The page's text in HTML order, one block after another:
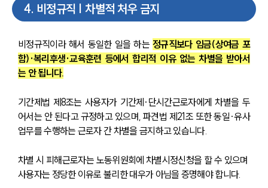
4. 비정규직 | 차별적 처우 금지
비정규직이라 해서 동일한 일을 하는 정규직보다 임금(상여금 포
함)·복리후생·교육훈련 등에서 합리적 이유 없는 차별을 받아서
는 안 됩니다.
기간제법 제8조는 사용자가 기간제·단시간근로자에게 차별을 두
어서는 안 된다고 규정하고 있으며, 파견법 제21조 또한 동일·유사
업무를 수행하는 근로자 간 차별을 금지하고 있습니다.
차별 시 피해근로자는 노동위원회에 차별시정신청을 할 수 있으며
사용자는 정당한 이유로 불리한 대우가 아님을 증명해야 합니다.